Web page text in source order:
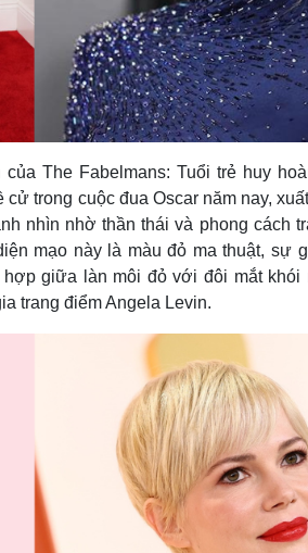
The Fabelmans: Tuổi trẻ huy
trong cuộc đua Oscar năm nay,
nhìn nhờ thần thái và phong cách
mạo này là màu đỏ ma thuật, sự
giữa làn môi đỏ với đôi mắt khói
trang điểm Angela Levin.